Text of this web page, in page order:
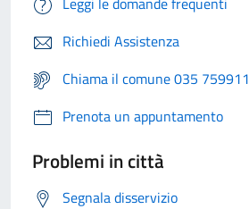
Richiedi Assistenza
Chiama il comune 035 759911
Prenota un appuntamento
Problemi in città
Segnala disservizio